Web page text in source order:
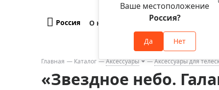
Телескопы
Бинокли
Зрительные трубы
Россия
Ваше местоположение
Россия?
Да Нет
О компании Оплата и доставка
Главная Каталог Аксессуары Аксессуары для
«Звездное небо.